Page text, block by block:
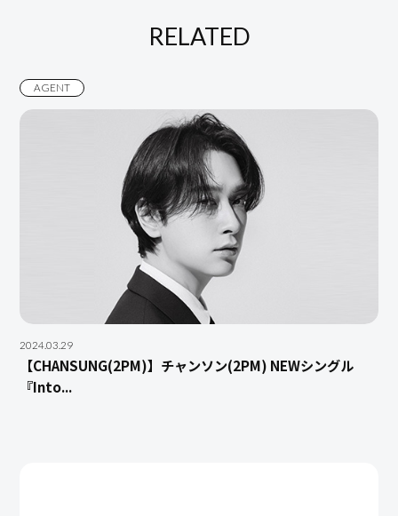
RELATED
AGENT
2024.03.29
【CHANSUNG(2PM)】チャンソン(2PM) NEWシングル
『Into...